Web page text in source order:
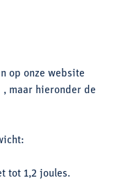
op onze website
maar hieronder de
tot 1,2 joules.